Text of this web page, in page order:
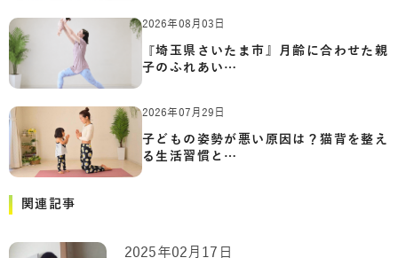
2026年08月03日
『埼玉県さいたま市』月齢に合わせた親
子のふれあい…
2026年07月29日
子どもの姿勢が悪い原因は？猫背を整え
る生活習慣と…
関連記事
2025年02月17日